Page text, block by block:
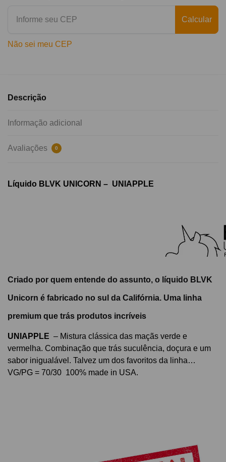
Calcular
Não sei meu CEP
Descrição
Informação adicional
Avaliações 0
Líquido BLVK UNICORN – UNIAPPLE
Criado por quem entende do assunto, o líquido BLVK
Unicorn é fabricado no sul da Califórnia. Uma linha
premium que trás produtos incríveis
UNIAPPLE – Mistura clássica das maçãs verde e
vermelha. Combinação que trás suculência, doçura e um
sabor inigualável. Talvez um dos favoritos da linha…
VG/PG = 70/30 100% made in USA.